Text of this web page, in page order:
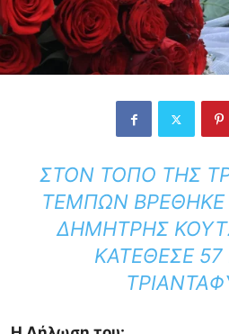
ΣΤΟΝ ΤΌΠΟ ΤΗΣ
ΤΕΜΠΏΝ ΒΡΈΘΗΚΕ
ΔΗΜΗΤΡΗΣ
ΚΑΤΈΘΕΣΕ 57